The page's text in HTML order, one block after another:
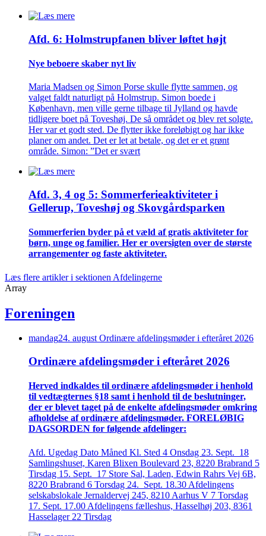
Afd. 6: Holmstrupfanen bliver løftet højt
Nye beboere skaber nyt liv
Maria Madsen og Simon Porse skulle flytte sammen, og
valget faldt naturligt på Holmstrup. Simon boede i
København, men ville gerne tilbage til Jylland og havde
tidligere boet på Toveshøj. De så området og blev ret solgte.
Her var et godt sted. De flytter ikke foreløbigt og har ikke
planer om andet. Det er let at betale, og det er et grønt
område. Simon: ”Det er svært
Afd. 3, 4 og 5: Sommer­ferie­aktiviteter i
Gellerup, Toveshøj og Skovgårds­parken
Sommer­ferien byder på et væld af gratis aktiviteter for
børn, unge og familier. Her er oversigten over de største
arrangementer og faste aktiviteter.
Læs flere artikler i sektionen Afdelingerne
Array
Foreningen
mandag24. august Ordinære afdelings­møder i efteråret 2026
Ordinære afdelings­møder i efteråret 2026
Herved indkaldes til ordinære afdelings­møder i henhold
til vedtægternes §18 samt i henhold til de beslutninger,
der er blevet taget på de enkelte afdelings­møder omkring
afholdelse af ordinære afdelings­møder. FORELØBIG
DAGSORDEN for følgende afdelinger:
Afd. Ugedag Dato Måned Kl. Sted 4 Onsdag 23. Sept. 18
Samlingshuset, Karen Blixen Boulevard 23, 8220 Brabrand 5
Tirsdag 15. Sept. 17 Store Sal, Laden, Edwin Rahrs Vej 6B,
8220 Brabrand 6 Torsdag 24. Sept. 18.30 Afdelingens
selskabslokale Jernaldervej 245, 8210 Aarhus V 7 Torsdag
17. Sept. 17.00 Afdelingens fælleshus, Hasselhøj 203, 8361
Hasselager 22 Tirsdag